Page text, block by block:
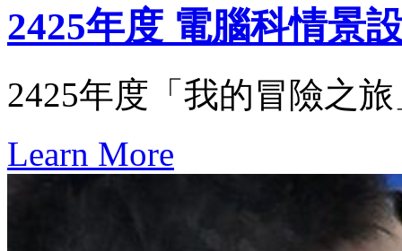
2425年度 電腦科情景
2425年度「我的冒險之
Learn More